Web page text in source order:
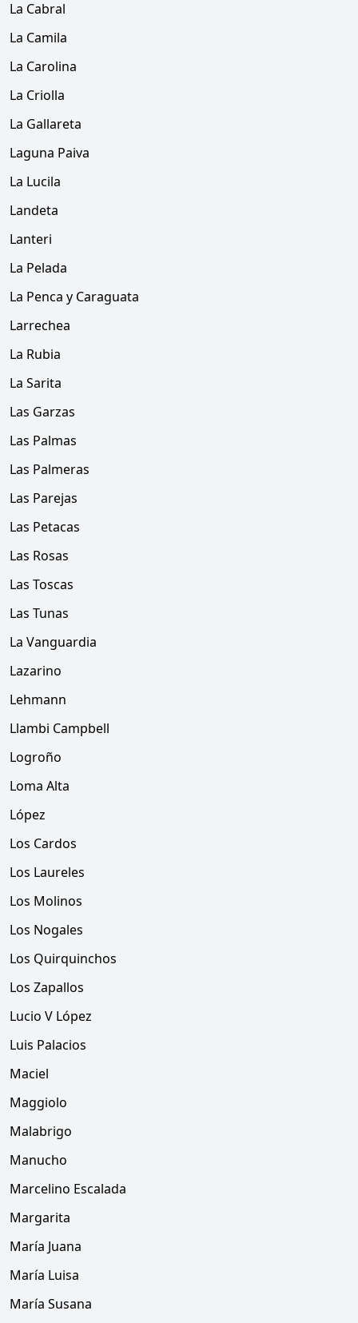
La Cabral
La Camila
La Carolina
La Criolla
La Gallareta
Laguna Paiva
La Lucila
Landeta
Lanteri
La Pelada
La Penca y Caraguata
Larrechea
La Rubia
La Sarita
Las Garzas
Las Palmas
Las Palmeras
Las Parejas
Las Petacas
Las Rosas
Las Toscas
Las Tunas
La Vanguardia
Lazarino
Lehmann
Llambi Campbell
Logroño
Loma Alta
López
Los Cardos
Los Laureles
Los Molinos
Los Nogales
Los Quirquinchos
Los Zapallos
Lucio V López
Luis Palacios
Maciel
Maggiolo
Malabrigo
Manucho
Marcelino Escalada
Margarita
María Juana
María Luisa
María Susana